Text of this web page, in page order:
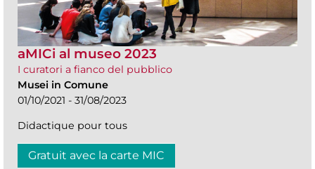
aMICi al museo 2023
I curatori a fianco del pubblico
Musei in Comune
01/10/2021 - 31/08/2023
Didactique pour tous
Gratuit avec la carte MIC